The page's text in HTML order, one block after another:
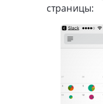
страницы: